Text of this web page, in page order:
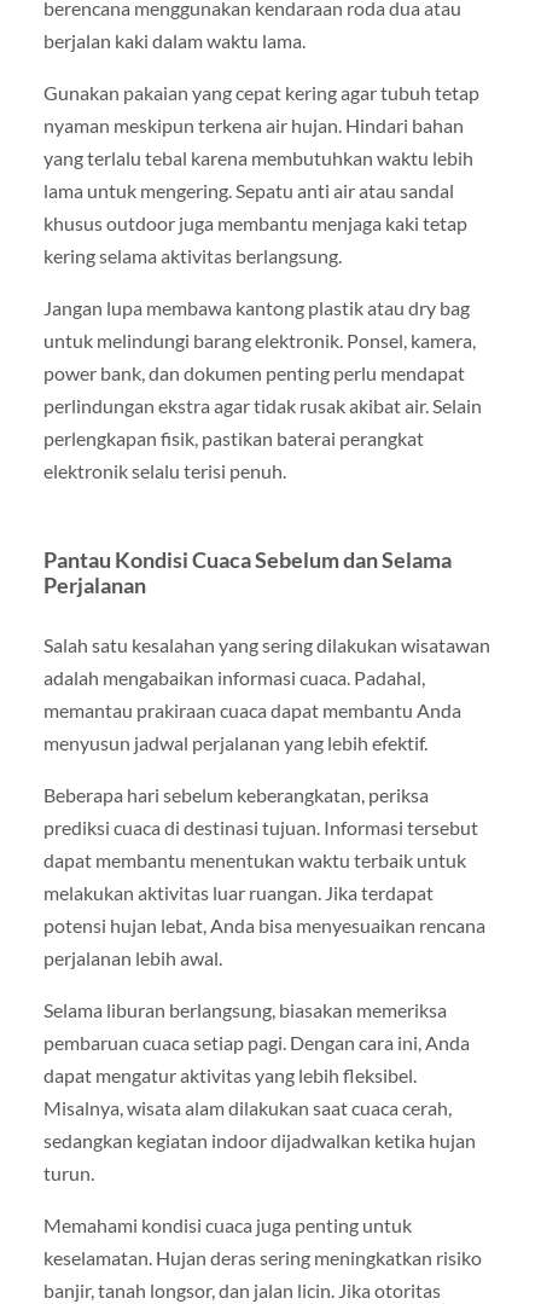
berencana menggunakan kendaraan roda dua atau
berjalan kaki dalam waktu lama.
Gunakan pakaian yang cepat kering agar tubuh tetap
nyaman meskipun terkena air hujan. Hindari bahan
yang terlalu tebal karena membutuhkan waktu lebih
lama untuk mengering. Sepatu anti air atau sandal
khusus outdoor juga membantu menjaga kaki tetap
kering selama aktivitas berlangsung.
Jangan lupa membawa kantong plastik atau dry bag
untuk melindungi barang elektronik. Ponsel, kamera,
power bank, dan dokumen penting perlu mendapat
perlindungan ekstra agar tidak rusak akibat air. Selain
perlengkapan fisik, pastikan baterai perangkat
elektronik selalu terisi penuh.
Pantau Kondisi Cuaca Sebelum dan Selama
Perjalanan
Salah satu kesalahan yang sering dilakukan wisatawan
adalah mengabaikan informasi cuaca. Padahal,
memantau prakiraan cuaca dapat membantu Anda
menyusun jadwal perjalanan yang lebih efektif.
Beberapa hari sebelum keberangkatan, periksa
prediksi cuaca di destinasi tujuan. Informasi tersebut
dapat membantu menentukan waktu terbaik untuk
melakukan aktivitas luar ruangan. Jika terdapat
potensi hujan lebat, Anda bisa menyesuaikan rencana
perjalanan lebih awal.
Selama liburan berlangsung, biasakan memeriksa
pembaruan cuaca setiap pagi. Dengan cara ini, Anda
dapat mengatur aktivitas yang lebih fleksibel.
Misalnya, wisata alam dilakukan saat cuaca cerah,
sedangkan kegiatan indoor dijadwalkan ketika hujan
turun.
Memahami kondisi cuaca juga penting untuk
keselamatan. Hujan deras sering meningkatkan risiko
banjir, tanah longsor, dan jalan licin. Jika otoritas